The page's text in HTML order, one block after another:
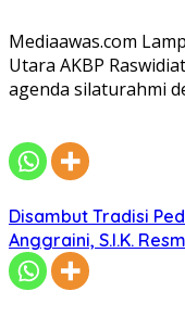
Mediaawas.com
Utara AKBP
agenda silaturahmi
Disambut Tradisi
Anggraini, S.I.K.